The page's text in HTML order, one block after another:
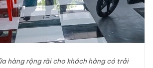
hàng rộng rãi cho khách hàng có trải